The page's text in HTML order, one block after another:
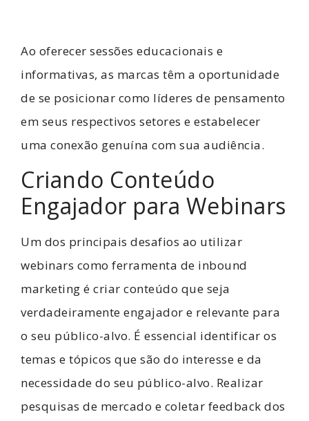
Ao oferecer sessões educacionais e
informativas, as marcas têm a oportunidade
de se posicionar como líderes de pensamento
em seus respectivos setores e estabelecer
uma conexão genuína com sua audiência.
Criando Conteúdo
Engajador para Webinars
Um dos principais desafios ao utilizar
webinars como ferramenta de inbound
marketing é criar conteúdo que seja
verdadeiramente engajador e relevante para
o seu público-alvo. É essencial identificar os
temas e tópicos que são do interesse e da
necessidade do seu público-alvo. Realizar
pesquisas de mercado e coletar feedback dos